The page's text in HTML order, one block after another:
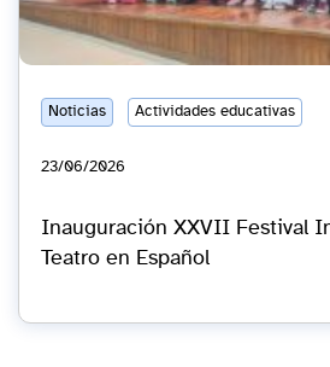
23/06/2026
Noticias Actividades educativas
Inauguración XXVII Festival
Teatro en Español